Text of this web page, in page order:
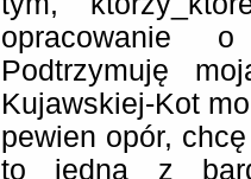
opracowanie o
Podtrzymuję
Kujawskiej-Kot
pewien opór,
to jedna z